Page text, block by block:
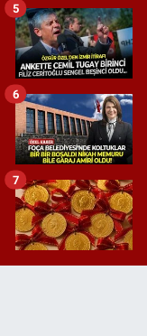
5
6
7